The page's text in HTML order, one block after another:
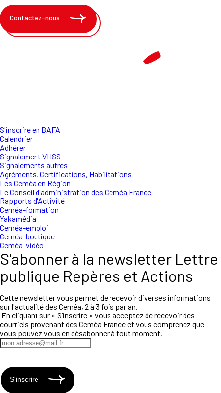
Contactez-nous
S'inscrire en BAFA
Calendrier
Adhérer
Signalement VHSS
Signalements autres
Agréments, Certifications, Habilitations
Les Ceméa en Région
Le Conseil d'administration des Ceméa France
Rapports d'Activité
Ceméa-formation
Yakamédia
Ceméa-emploi
Ceméa-boutique
Ceméa-vidéo
S'abonner à la newsletter Lettre
publique Repères et Actions
Cette newsletter vous permet de recevoir diverses informations
sur l'actualité des Ceméa, 2 à 3 fois par an.
En cliquant sur « S’inscrire » vous acceptez de recevoir des
courriels provenant des Ceméa France et vous comprenez que
vous pouvez vous en désabonner à tout moment.
S'inscrire